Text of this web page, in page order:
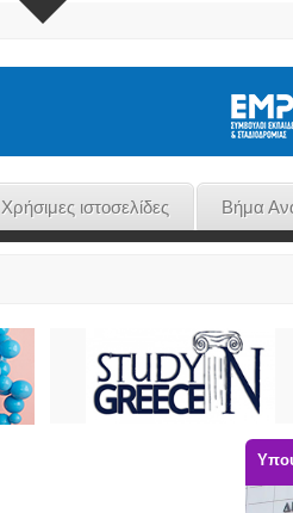
Χρήσιμες ιστοσελίδες Βήμα